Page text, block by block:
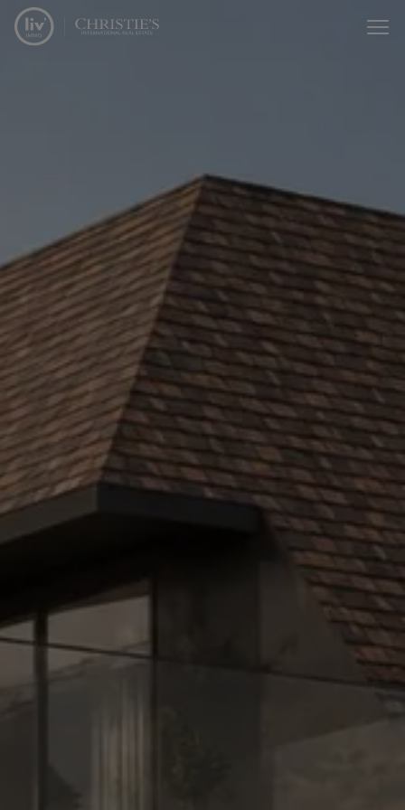
Passer le menu et aller au contenu